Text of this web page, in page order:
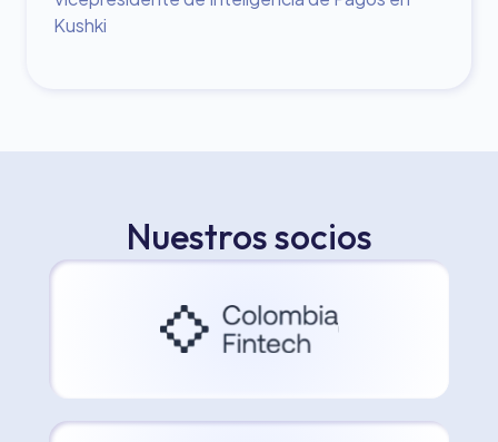
Kushki
Nuestros socios